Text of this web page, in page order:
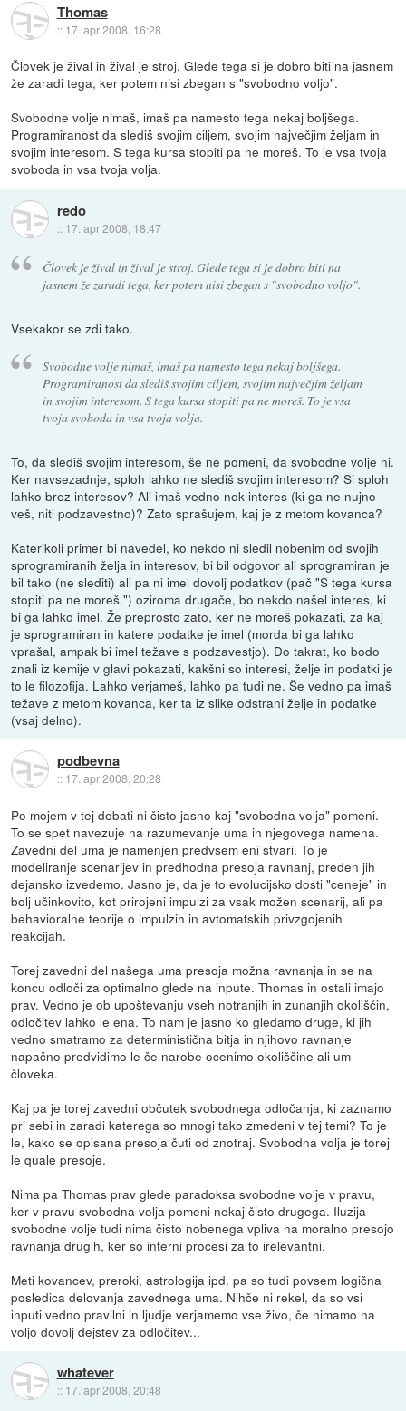
Thomas
:: 17. apr 2008, 16:28
Človek je žival in žival je stroj. Glede tega si je dobro biti na jasnem
že zaradi tega, ker potem nisi zbegan s "svobodno voljo".
Svobodne volje nimaš, imaš pa namesto tega nekaj boljšega.
Programiranost da slediš svojim ciljem, svojim največjim željam in
svojim interesom. S tega kursa stopiti pa ne moreš. To je vsa tvoja
svoboda in vsa tvoja volja.
redo
:: 17. apr 2008, 18:47
Človek je žival in žival je stroj. Glede tega si je dobro biti na
jasnem že zaradi tega, ker potem nisi zbegan s "svobodno voljo".
Vsekakor se zdi tako.
Svobodne volje nimaš, imaš pa namesto tega nekaj boljšega.
Programiranost da slediš svojim ciljem, svojim največjim željam
in svojim interesom. S tega kursa stopiti pa ne moreš. To je vsa
tvoja svoboda in vsa tvoja volja.
To, da slediš svojim interesom, še ne pomeni, da svobodne volje ni.
Ker navsezadnje, sploh lahko ne slediš svojim interesom? Si sploh
lahko brez interesov? Ali imaš vedno nek interes (ki ga ne nujno
veš, niti podzavestno)? Zato sprašujem, kaj je z metom kovanca?
Katerikoli primer bi navedel, ko nekdo ni sledil nobenim od svojih
sprogramiranih želja in interesov, bi bil odgovor ali sprogramiran je
bil tako (ne slediti) ali pa ni imel dovolj podatkov (pač "S tega kursa
stopiti pa ne moreš.") oziroma drugače, bo nekdo našel interes, ki
bi ga lahko imel. Že preprosto zato, ker ne moreš pokazati, za kaj
je sprogramiran in katere podatke je imel (morda bi ga lahko
vprašal, ampak bi imel težave s podzavestjo). Do takrat, ko bodo
znali iz kemije v glavi pokazati, kakšni so interesi, želje in podatki je
to le filozofija. Lahko verjameš, lahko pa tudi ne. Še vedno pa imaš
težave z metom kovanca, ker ta iz slike odstrani želje in podatke
(vsaj delno).
podbevna
:: 17. apr 2008, 20:28
Po mojem v tej debati ni čisto jasno kaj "svobodna volja" pomeni.
To se spet navezuje na razumevanje uma in njegovega namena.
Zavedni del uma je namenjen predvsem eni stvari. To je
modeliranje scenarijev in predhodna presoja ravnanj, preden jih
dejansko izvedemo. Jasno je, da je to evolucijsko dosti "ceneje" in
bolj učinkovito, kot prirojeni impulzi za vsak možen scenarij, ali pa
behavioralne teorije o impulzih in avtomatskih privzgojenih
reakcijah.
Torej zavedni del našega uma presoja možna ravnanja in se na
koncu odloči za optimalno glede na inpute. Thomas in ostali imajo
prav. Vedno je ob upoštevanju vseh notranjih in zunanjih okoliščin,
odločitev lahko le ena. To nam je jasno ko gledamo druge, ki jih
vedno smatramo za deterministična bitja in njihovo ravnanje
napačno predvidimo le če narobe ocenimo okoliščine ali um
človeka.
Kaj pa je torej zavedni občutek svobodnega odločanja, ki zaznamo
pri sebi in zaradi katerega so mnogi tako zmedeni v tej temi? To je
le, kako se opisana presoja čuti od znotraj. Svobodna volja je torej
le quale presoje.
Nima pa Thomas prav glede paradoksa svobodne volje v pravu,
ker v pravu svobodna volja pomeni nekaj čisto drugega. Iluzija
svobodne volje tudi nima čisto nobenega vpliva na moralno presojo
ravnanja drugih, ker so interni procesi za to irelevantni.
Meti kovancev, preroki, astrologija ipd. pa so tudi povsem logična
posledica delovanja zavednega uma. Nihče ni rekel, da so vsi
inputi vedno pravilni in ljudje verjamemo vse živo, če nimamo na
voljo dovolj dejstev za odločitev...
whatever
:: 17. apr 2008, 20:48